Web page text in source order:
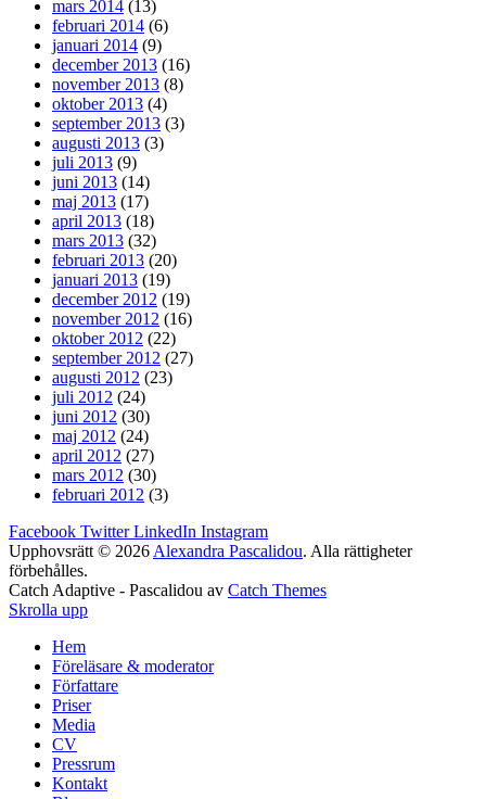
mars 2014 (13)
februari 2014 (6)
januari 2014 (9)
december 2013 (16)
november 2013 (8)
oktober 2013 (4)
september 2013 (3)
augusti 2013 (3)
juli 2013 (9)
juni 2013 (14)
maj 2013 (17)
april 2013 (18)
mars 2013 (32)
februari 2013 (20)
januari 2013 (19)
december 2012 (19)
november 2012 (16)
oktober 2012 (22)
september 2012 (27)
augusti 2012 (23)
juli 2012 (24)
juni 2012 (30)
maj 2012 (24)
april 2012 (27)
mars 2012 (30)
februari 2012 (3)
Facebook Twitter LinkedIn Instagram
Upphovsrätt © 2026 Alexandra Pascalidou. Alla rättigheter
förbehålles.
Catch Adaptive - Pascalidou av Catch Themes
Skrolla upp
Hem
Föreläsare & moderator
Författare
Priser
Media
CV
Pressrum
Kontakt